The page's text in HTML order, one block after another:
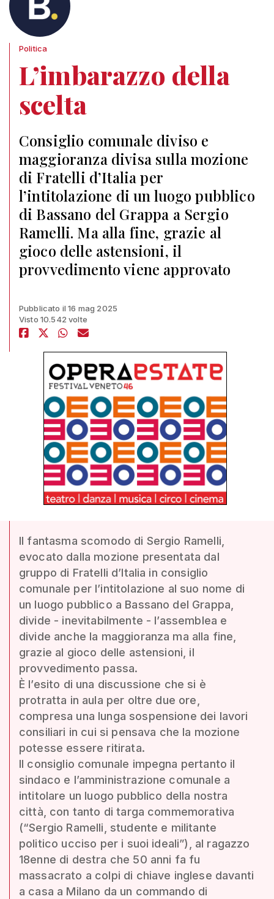
Politica
L’imbarazzo della
scelta
Consiglio comunale diviso e
maggioranza divisa sulla mozione
di Fratelli d’Italia per
l’intitolazione di un luogo pubblico
di Bassano del Grappa a Sergio
Ramelli. Ma alla fine, grazie al
gioco delle astensioni, il
provvedimento viene approvato
Pubblicato il 16 mag 2025
Visto 10.542 volte
Il fantasma scomodo di Sergio Ramelli,
evocato dalla mozione presentata dal
gruppo di Fratelli d’Italia in consiglio
comunale per l’intitolazione al suo nome di
un luogo pubblico a Bassano del Grappa,
divide - inevitabilmente - l’assemblea e
divide anche la maggioranza ma alla fine,
grazie al gioco delle astensioni, il
provvedimento passa.
È l’esito di una discussione che si è
protratta in aula per oltre due ore,
compresa una lunga sospensione dei lavori
consiliari in cui si pensava che la mozione
potesse essere ritirata.
Il consiglio comunale impegna pertanto il
sindaco e l’amministrazione comunale a
intitolare un luogo pubblico della nostra
città, con tanto di targa commemorativa
(“Sergio Ramelli, studente e militante
politico ucciso per i suoi ideali”), al ragazzo
18enne di destra che 50 anni fa fu
massacrato a colpi di chiave inglese davanti
a casa a Milano da un commando di